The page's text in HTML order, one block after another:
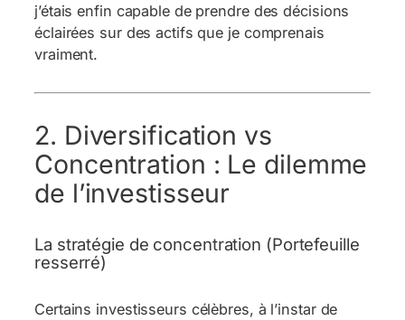
j’étais enfin capable de prendre des décisions
éclairées sur des actifs que je comprenais
vraiment.
2. Diversification vs
Concentration : Le dilemme
de l’investisseur
La stratégie de concentration (Portefeuille
resserré)
Certains investisseurs célèbres, à l’instar de